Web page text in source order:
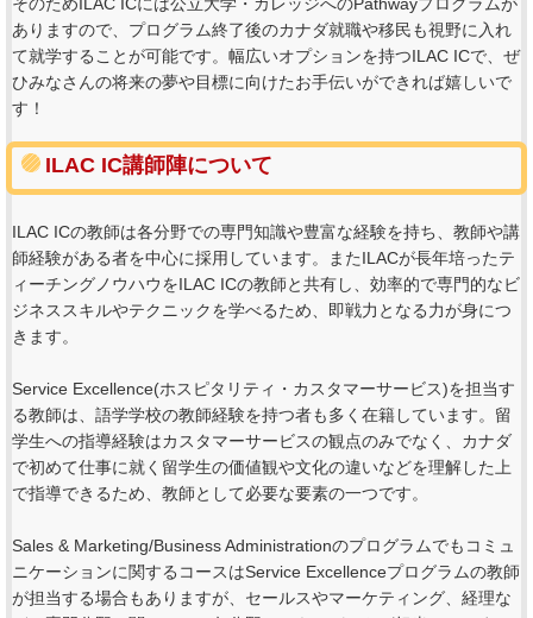
ありますので、プログラム終了後のカナダ就職や移民も視野に入れ
て就学することが可能です。幅広いオプションを持つILAC ICで、ぜ
ひみなさんの将来の夢や目標に向けたお手伝いができれば嬉しいで
す！
ILAC IC講師陣について
ILAC ICの教師は各分野での専門知識や豊富な経験を持ち、教師や講
師経験がある者を中心に採用しています。またILACが長年培ったテ
ィーチングノウハウをILAC ICの教師と共有し、効率的で専門的なビ
ジネススキルやテクニックを学べるため、即戦力となる力が身につ
きます。
Service Excellence(ホスピタリティ・カスタマーサービス)を担当す
る教師は、語学学校の教師経験を持つ者も多く在籍しています。留
学生への指導経験はカスタマーサービスの観点のみでなく、カナダ
で初めて仕事に就く留学生の価値観や文化の違いなどを理解した上
で指導できるため、教師として必要な要素の一つです。
Sales & Marketing/Business Administrationのプログラムでもコミュ
ニケーションに関するコースはService Excellenceプログラムの教師
が担当する場合もありますが、セールスやマーケティング、経理な